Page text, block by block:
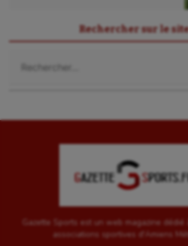
Rechercher sur le
Gazette Sports est un web magazine
associations sportives d'Amiens